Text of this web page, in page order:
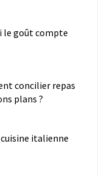
le goût compte
concilier repas
plans ?
italienne